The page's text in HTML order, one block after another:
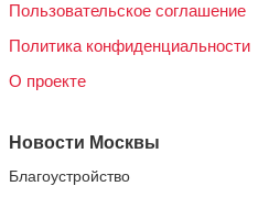
Пользовательское соглашение
Политика конфиденциальности
О проекте
Новости Москвы
Благоустройство